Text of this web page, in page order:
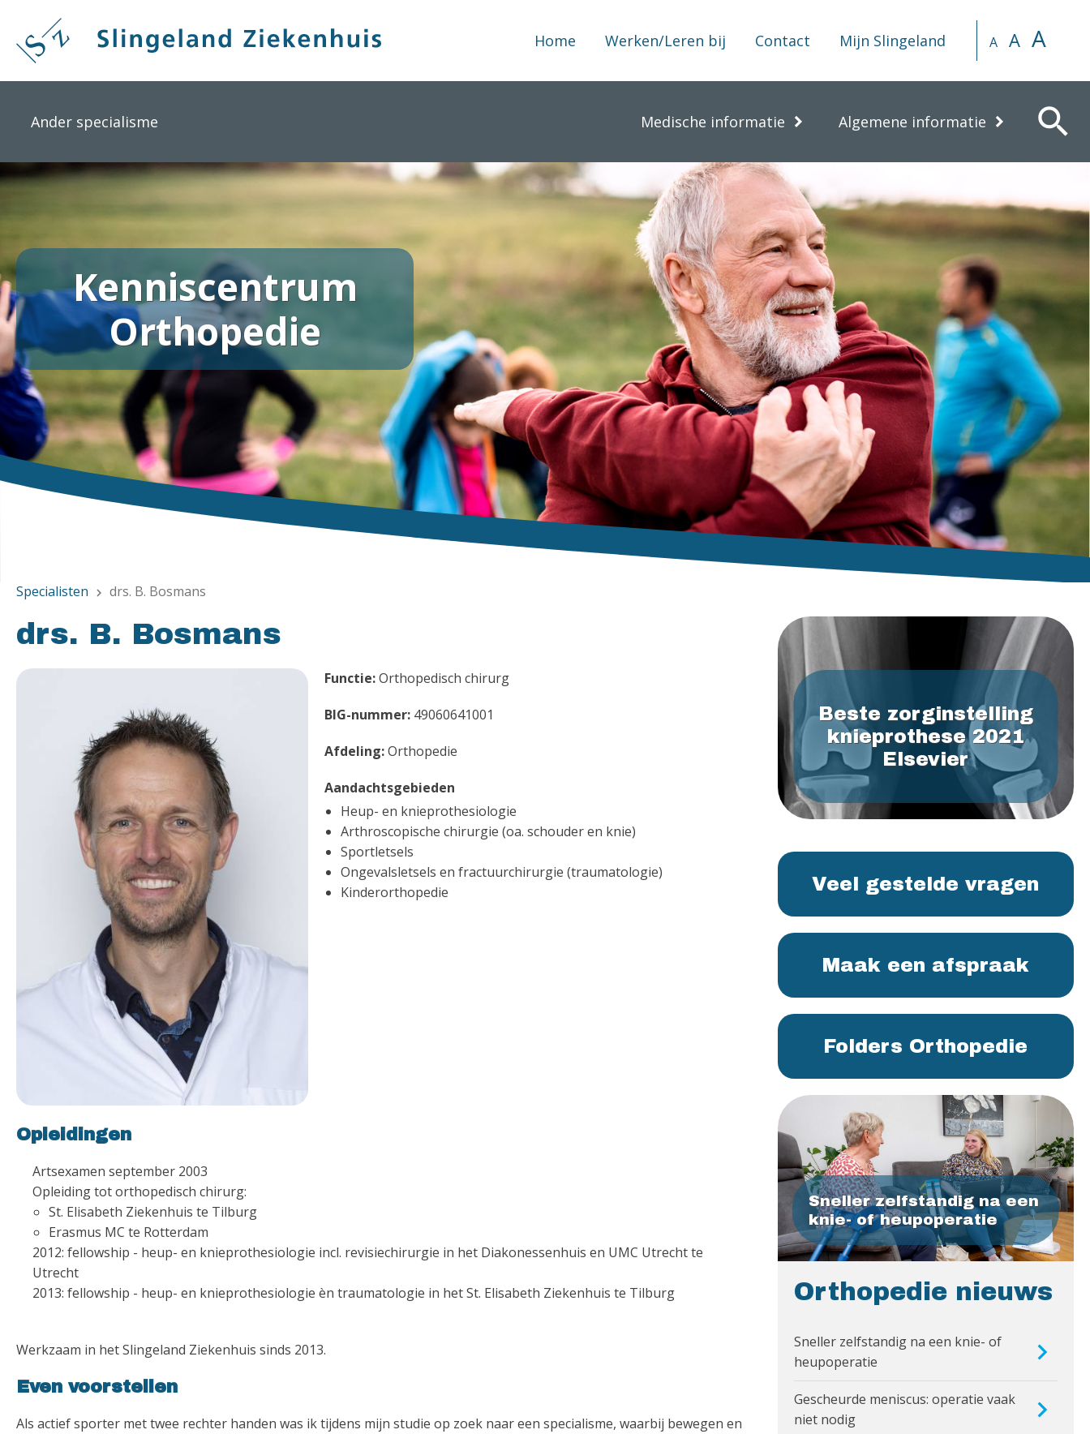
naar
Home Werken/Leren bij Contact Mijn Slingeland A A A
Ander specialisme Medische informatie Algemene informatie search
Kenniscentrum
Orthopedie
Specialisten chevron_right drs. B. Bosmans
drs. B. Bosmans
Functie:Orthopedisch chirurg
BIG-nummer:49060641001
Afdeling:Orthopedie
Aandachtsgebieden
Heup- en knieprothesiologie
Arthroscopische chirurgie (oa. schouder en knie)
Sportletsels
Ongevalsletsels en fractuurchirurgie (traumatologie)
Kinderorthopedie
Opleidingen
Artsexamen september 2003
Opleiding tot orthopedisch chirurg:
St. Elisabeth Ziekenhuis te Tilburg
Erasmus MC te Rotterdam
2012: fellowship - heup- en knieprothesiologie incl. revisiechirurgie in het Diakonessenhuis en UMC Utrecht te
Utrecht
2013: fellowship - heup- en knieprothesiologie èn traumatologie in het St. Elisabeth Ziekenhuis te Tilburg
Werkzaam in het Slingeland Ziekenhuis sinds 2013.
Even voorstellen
Als actief sporter met twee rechter handen was ik tijdens mijn studie op zoek naar een specialisme, waarbij bewegen en
Beste zorginstelling
knieprothese 2021
Elsevier
Veel gestelde vragen
Maak een afspraak
Folders Orthopedie
Sneller zelfstandig na een
knie- of heupoperatie
Orthopedie nieuws
Sneller zelfstandig na een knie- of
heupoperatie
Gescheurde meniscus: operatie vaak
niet nodig